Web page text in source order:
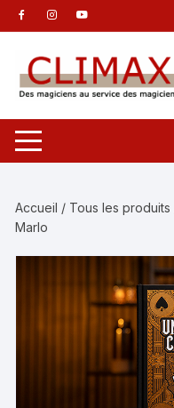
Aller
au
contenu
Accueil / Tous les produits
Marlo